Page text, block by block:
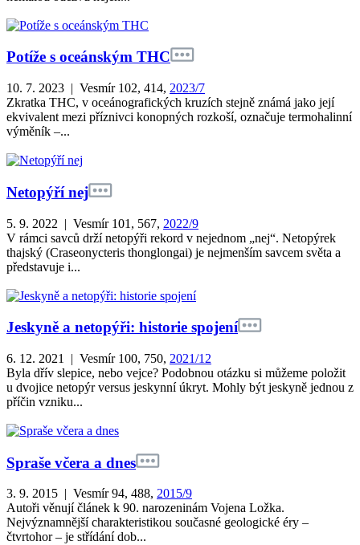
Potíže s oceánským THC
10. 7. 2023 | Vesmír 102, 414, 2023/7
Zkratka THC, v oceánografických kruzích stejně známá jako její
ekvivalent mezi příznivci konopných rozkoší, označuje termohalinní
výměník –...
Netopýří nej
5. 9. 2022 | Vesmír 101, 567, 2022/9
V rámci savců drží netopýři rekord v nejednom „nej“. Netopýrek
thajský (Craseonycteris thonglongai) je nejmenším savcem světa a
představuje i...
Jeskyně a netopýři: historie spojení
6. 12. 2021 | Vesmír 100, 750, 2021/12
Byla dřív slepice, nebo vejce? Podobnou otázku si můžeme položit
u dvojice netopýr versus jeskynní úkryt. Mohly být jeskyně jednou z
příčin vzniku...
Spraše včera a dnes
3. 9. 2015 | Vesmír 94, 488, 2015/9
Autoři věnují článek k 90. narozeninám Vojena Ložka.
Nejvýznamnější charakteristikou současné geologické éry –
čtvrtohor – je střídání dob...